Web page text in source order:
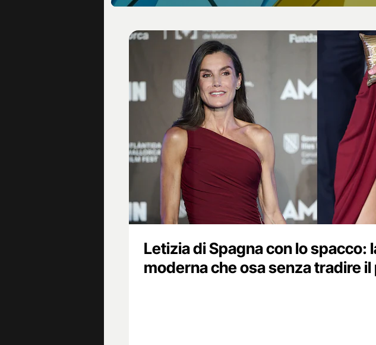
Letizia di Spagna con lo spacco:
moderna che osa senza tradire